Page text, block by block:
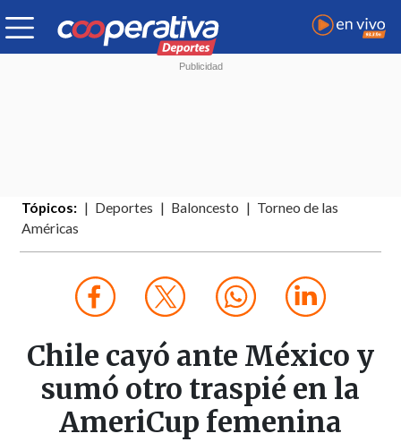
Tópicos: Deportes Baloncesto
Torneo de las
Américas
Chile cayó ante México y
sumó otro traspié en la
AmeriCup femenina